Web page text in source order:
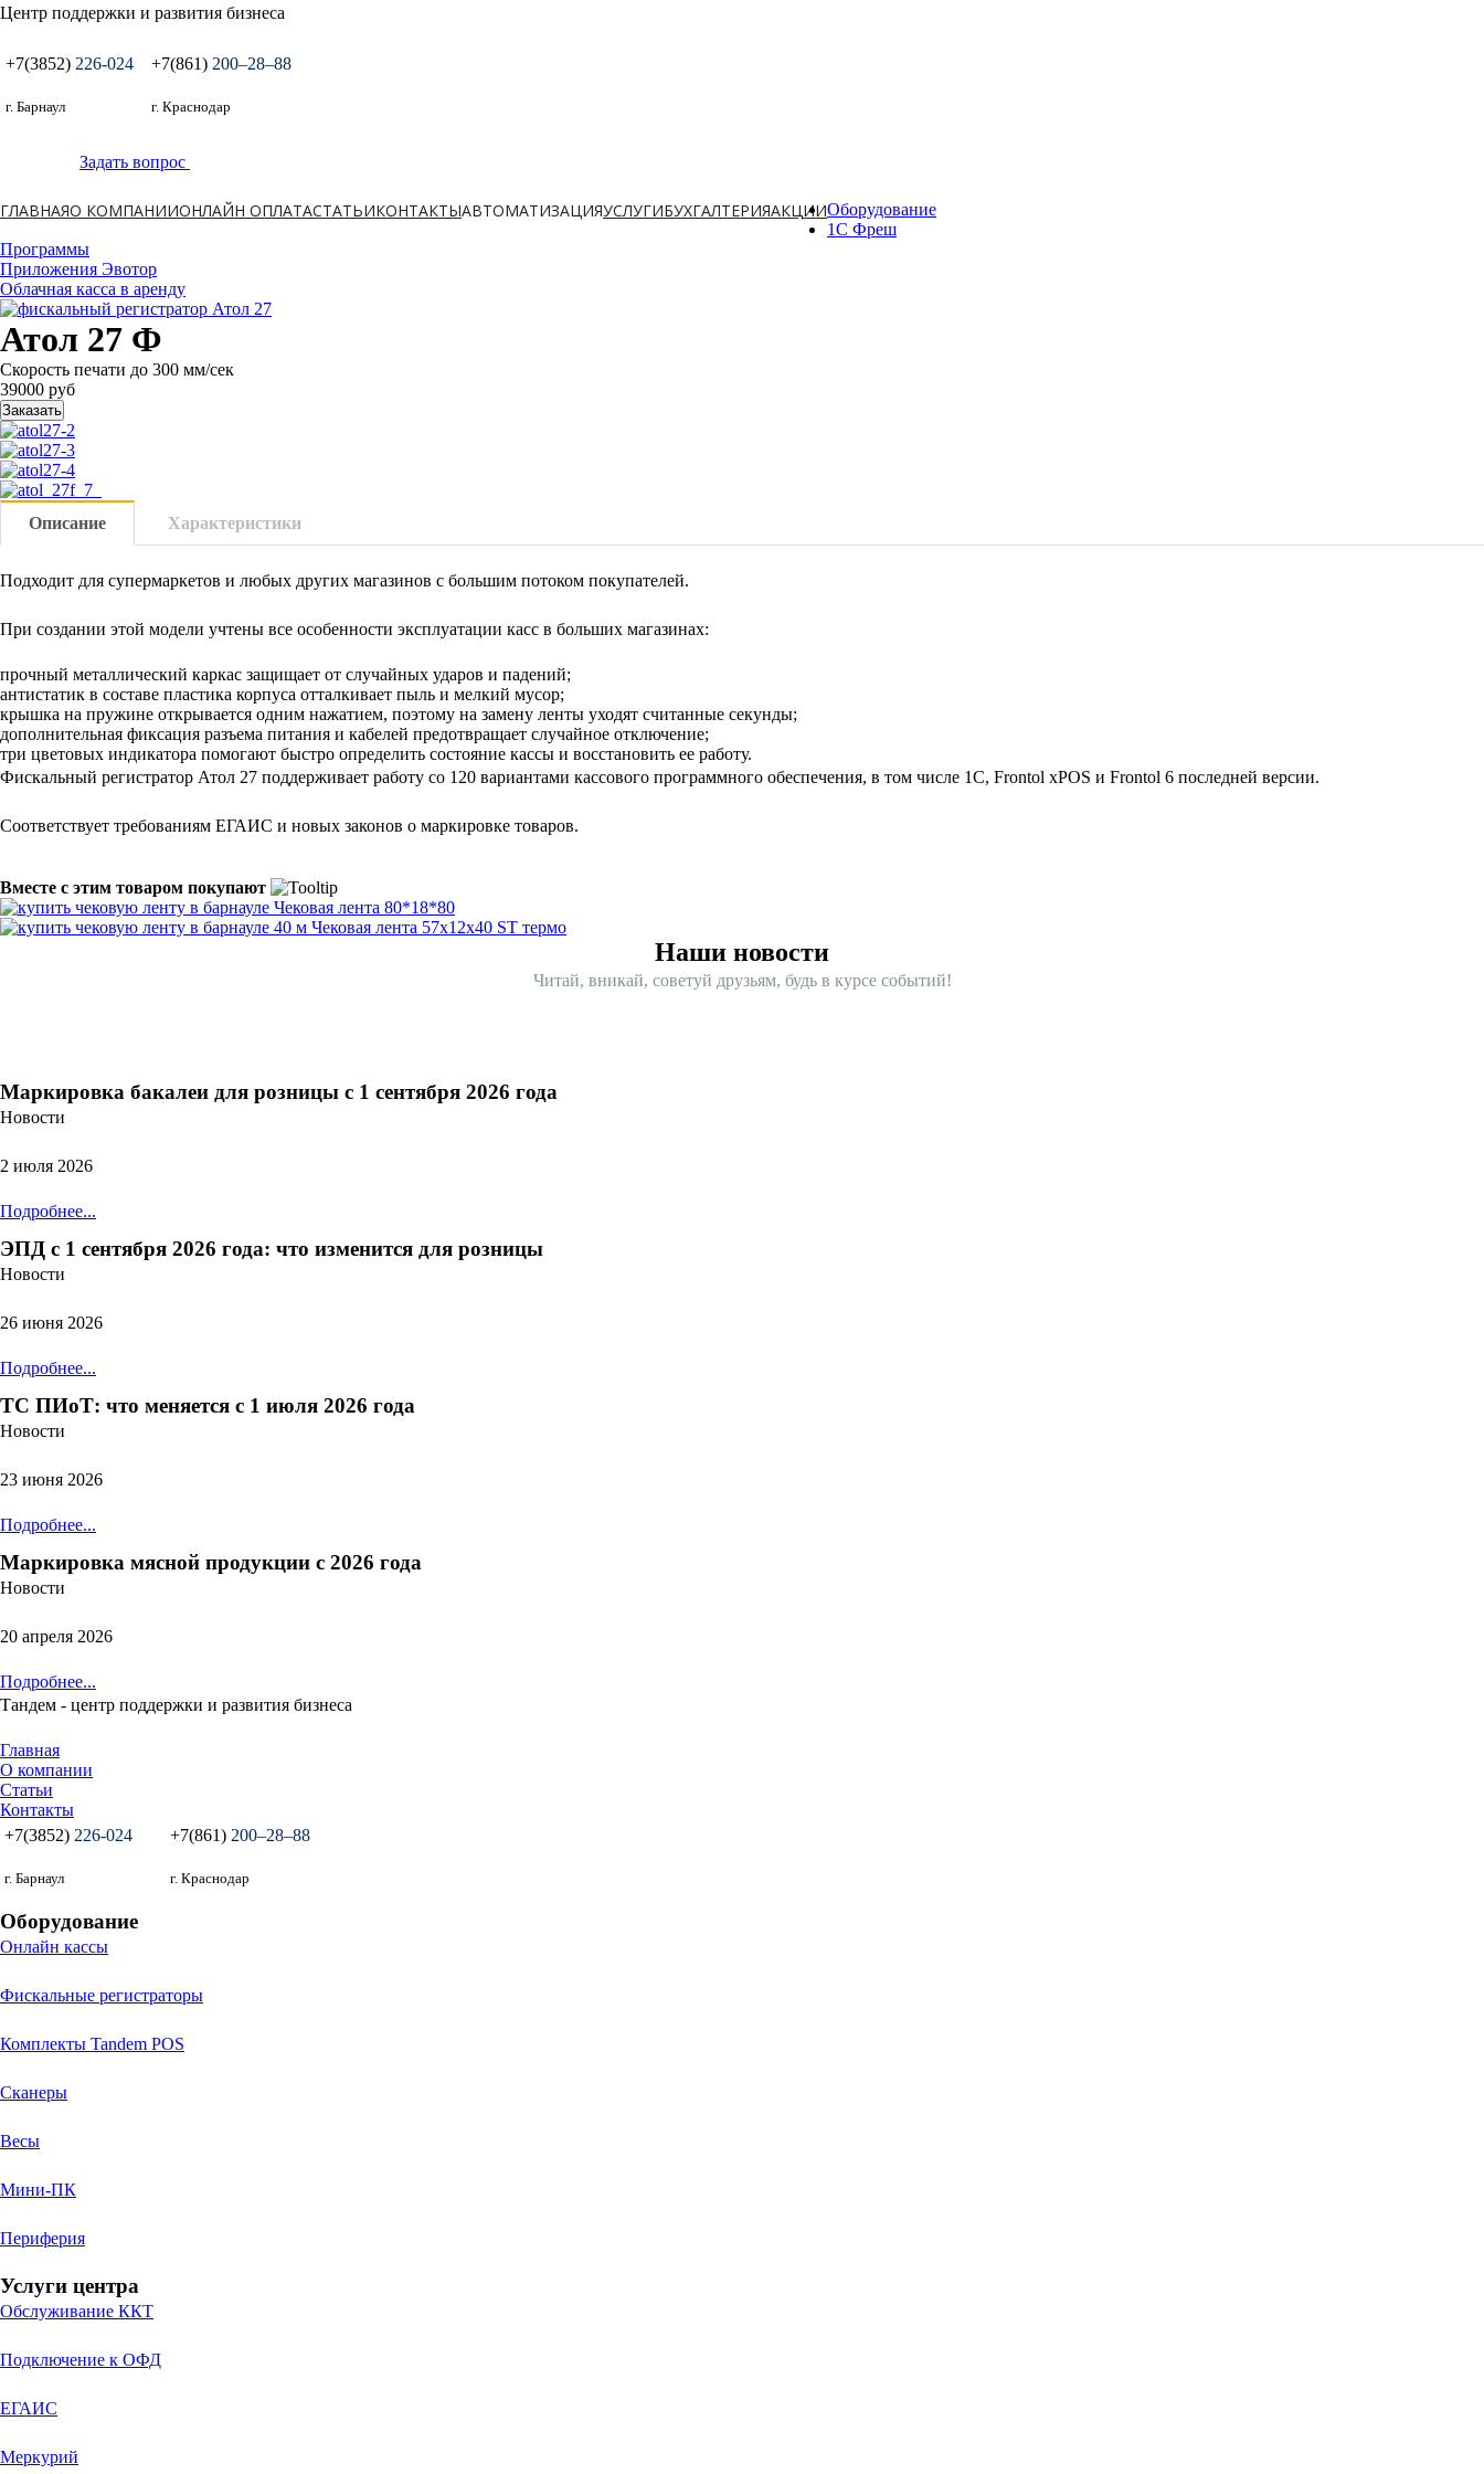
Центр поддержки и развития бизнеса
+7(3852) 226-024
г. Барнаул
+7(861) 200‒28‒88
г. Краснодар
Задать вопрос
ГЛАВНАЯО КОМПАНИИОНЛАЙН ОПЛАТАСТАТЬИКОНТАКТЫАВТОМАТИЗАЦИЯУСЛУГИБУХГАЛТЕРИЯАКЦИИОборудование
1С Фреш
Программы
Приложения Эвотор
Облачная касса в аренду
Атол 27 Ф
Скорость печати до 300 мм/сек
39000 руб
Заказать
Описание Характеристики
Подходит для супермаркетов и любых других магазинов с большим потоком покупателей.
При создании этой модели учтены все особенности эксплуатации касс в больших магазинах:
прочный металлический каркас защищает от случайных ударов и падений;
антистатик в составе пластика корпуса отталкивает пыль и мелкий мусор;
крышка на пружине открывается одним нажатием, поэтому на замену ленты уходят считанные секунды;
дополнительная фиксация разъема питания и кабелей предотвращает случайное отключение;
три цветовых индикатора помогают быстро определить состояние кассы и восстановить ее работу.
Фискальный регистратор Атол 27 поддерживает работу со 120 вариантами кассового программного обеспечения, в том числе 1C, Frontol xPOS и Frontol 6 последней версии.
Соответствует требованиям ЕГАИС и новых законов о маркировке товаров.
Вместе с этим товаром покупают
Чековая лента 80*18*80
Чековая лента 57х12х40 ST термо
Наши новости
Читай, вникай, советуй друзьям, будь в курсе событий!
Маркировка бакалеи для розницы с 1 сентября 2026 года
Новости
2 июля 2026
Подробнее...
ЭПД с 1 сентября 2026 года: что изменится для розницы
Новости
26 июня 2026
Подробнее...
ТС ПИоТ: что меняется с 1 июля 2026 года
Новости
23 июня 2026
Подробнее...
Маркировка мясной продукции с 2026 года
Новости
20 апреля 2026
Подробнее...
Тандем - центр поддержки и развития бизнеса
Главная
О компании
Статьи
Контакты
+7(3852) 226-024
г. Барнаул
+7(861) 200‒28‒88
г. Краснодар
Оборудование
Онлайн кассы
Фискальные регистраторы
Комплекты Tandem POS
Сканеры
Весы
Мини-ПК
Периферия
Услуги центра
Обслуживание ККТ
Подключение к ОФД
ЕГАИС
Меркурий